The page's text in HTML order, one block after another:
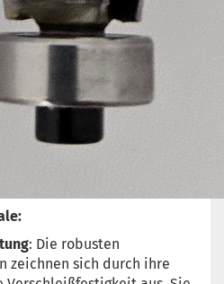
: Die robusten
zeichnen sich durch ihre